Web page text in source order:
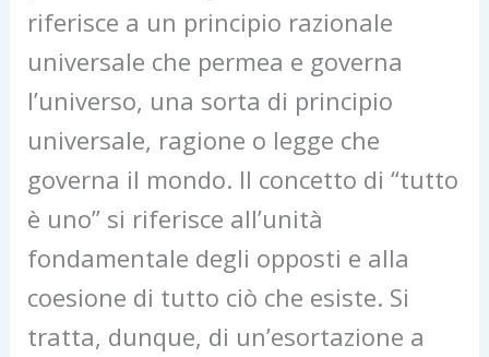
riferisce a un principio razionale
universale che permea e governa
l’universo, una sorta di principio
universale, ragione o legge che
governa il mondo. Il concetto di “tutto
è uno” si riferisce all’unità
fondamentale degli opposti e alla
coesione di tutto ciò che esiste. Si
tratta, dunque, di un’esortazione a